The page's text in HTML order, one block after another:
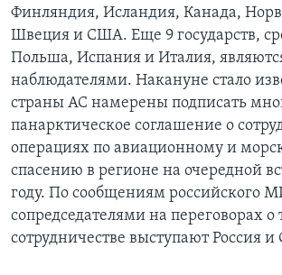
Финляндия, Исландия, Канада,
Швеция и США. Еще 9 государств,
Польша, Испания и Италия,
наблюдателями. Накануне стало
страны АС намерены подписать
панарктическое соглашение о
операциях по авиационному и
спасению в регионе на очередной
году. По сообщениям российского
сопредседателями на переговорах о
сотрудничестве выступают Россия